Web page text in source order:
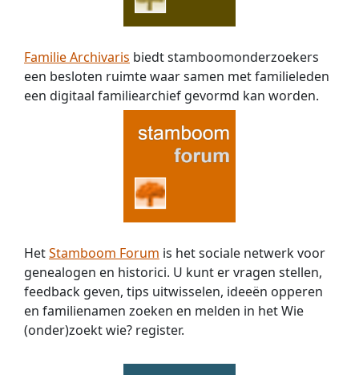
Familie Archivaris biedt stamboomonderzoekers
een besloten ruimte waar samen met familieleden
een digitaal familiearchief gevormd kan worden.
HetStamboom Forum is het sociale netwerk voor
genealogen en historici. U kunt er vragen stellen,
feedback geven, tips uitwisselen, ideeën opperen
en familienamen zoeken en melden in het Wie
(onder)zoekt wie? register.